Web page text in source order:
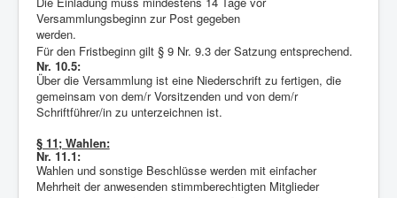
Versammlungsbeginn zur Post gegeben
werden.
Für den Fristbeginn gilt § 9 Nr. 9.3 der Satzung entsprechend.
Nr. 10.5:
Über die Versammlung ist eine Niederschrift zu fertigen, die
gemeinsam von dem/r Vorsitzenden und von dem/r
Schriftführer/in zu unterzeichnen ist.
§ 11; Wahlen:
Nr. 11.1:
Wahlen und sonstige Beschlüsse werden mit einfacher
Mehrheit der anwesenden stimmberechtigten Mitglieder